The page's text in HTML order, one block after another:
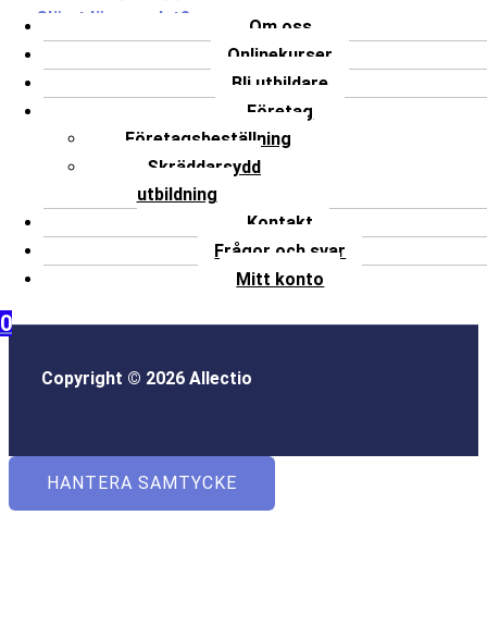
Om oss
Onlinekurser
Bli utbildare
Företag
Företagsbeställning
Skräddarsydd
utbildning
Kontakt
Frågor och svar
Mitt konto
0
Glömt lösenordet?
Har du inget konto?Registrera dig
Copyright © 2026 Allectio
HANTERA SAMTYCKE